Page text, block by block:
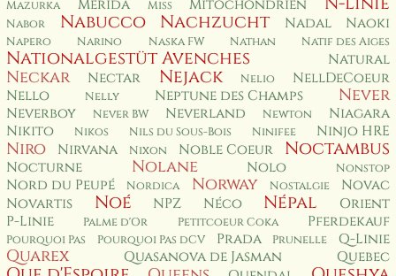
Mazurka Merida Miss Mitochondrien
Nabor Nabucco Nachzucht Nadal Naoki
Napero Narino Naska FW Nathan Natif des Aiges
Nationalgestüt Avenches Natural
Neckar Nectar Nejack Nelio
NellDeCoeur
Nello
Nelly Neptune des Champs Never
Neverboy Never BW Neverland Newton
Niagara
Nikito
Nikos Nils du Sous-Bois Ninifee Ninjo HRE
Niro Nirvana Nixon Noble Coeur Noctambus
Nocturne Nolane Nolo Nonstop
Nord du Peupé Nordica Norway Nostalgie
Novac
Novartis
Noé NPZ Néco Népal
Orient
P-Linie
Palme d'Or Petitcoeur Coka Pferdekauf
Pourquoi Pas Pourquoi Pas dCV Prada Prunelle Q-Linie
Quarex Quasanova de Jasman Quebec